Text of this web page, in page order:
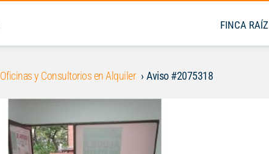
FINCA RAÍZ
Oficinas y Consultorios en Alquiler Aviso #2075318